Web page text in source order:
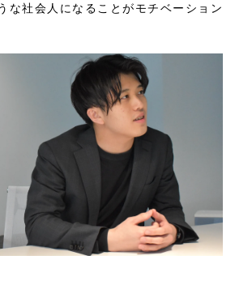
な社会人になることがモチベーション